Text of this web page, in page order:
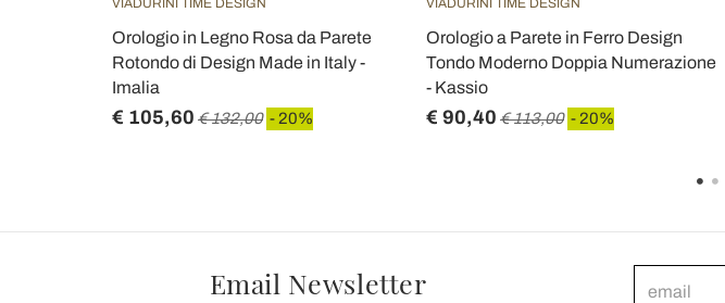
VIADURINI TIME DESIGN
Orologio in Legno Rosa da Parete
Rotondo di Design Made in Italy -
Imalia
€ 105,60 € 132,00 - 20%
VIADURINI TIME DESIGN
Orologio a Parete in Ferro Design
Tondo Moderno Doppia Numerazione
- Kassio
€ 90,40 € 113,00 - 20%
Email Newsletter